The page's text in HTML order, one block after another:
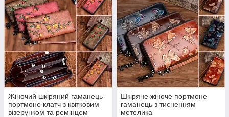
Жіночий шкіряний гаманець-
портмоне клатч з квітковим
візерунком та ремінцем
Шкіряне жіноче портмоне
гаманець з тисненням
метелика